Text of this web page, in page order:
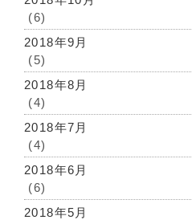
(6)
2018年9月
(5)
2018年8月
(4)
2018年7月
(4)
2018年6月
(6)
2018年5月